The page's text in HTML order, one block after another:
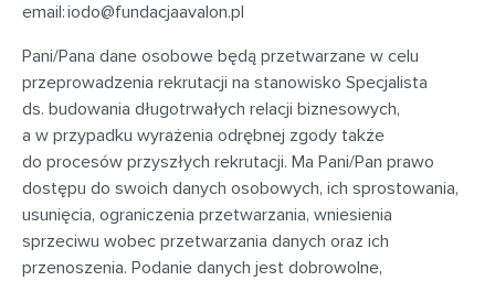
email:iodo@fundacjaavalon.pl
Pani/Pana dane osobowe będą przetwarzane w celu
przeprowadzenia rekrutacji na stanowisko Specjalista
ds. budowania długotrwałych relacji biznesowych,
a w przypadku wyrażenia odrębnej zgody także
do procesów przyszłych rekrutacji. Ma Pani/Pan prawo
dostępu do swoich danych osobowych, ich sprostowania,
usunięcia, ograniczenia przetwarzania, wniesienia
sprzeciwu wobec przetwarzania danych oraz ich
przenoszenia. Podanie danych jest dobrowolne,